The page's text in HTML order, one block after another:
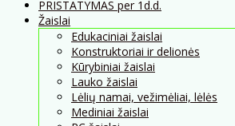
PRISTATYMAS per 1d.d.
Žaislai
Edukaciniai žaislai
Konstruktoriai ir delionės
Kūrybiniai žaislai
Lauko žaislai
Lėlių namai, vežimėliai, lėlės
Mediniai žaislai